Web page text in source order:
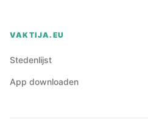
VAKTIJA.EU
Stedenlijst
App downloaden